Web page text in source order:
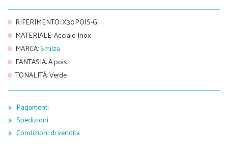
RIFERIMENTO:X30POIS-G
MATERIALE:Acciaio Inox
MARCA:Smilza
FANTASIA:A pois
TONALITÀ:Verde
Pagamenti
Spedizioni
Condizioni di vendita